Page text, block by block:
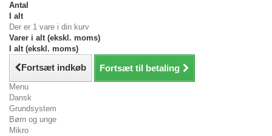
Antal
I alt
Der er 1 vare i din kurv
Varer i alt (ekskl. moms)
I alt (ekskl. moms)
Fortsæt indkøb Fortsæt til betaling
Menu
Dansk
Grundsystem
Børn og unge
Mikro